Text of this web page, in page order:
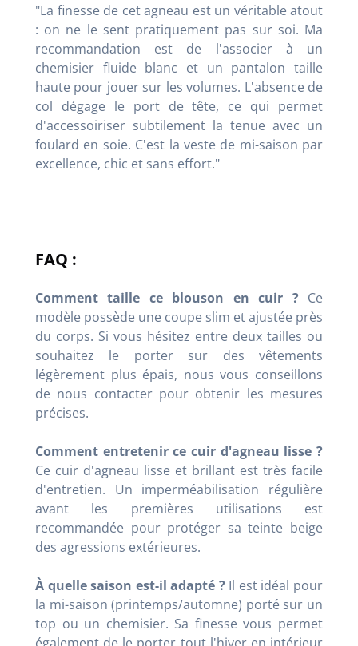
"La finesse de cet agneau est un véritable atout
: on ne le sent pratiquement pas sur soi. Ma
recommandation est de l'associer à un
chemisier fluide blanc et un pantalon taille
haute pour jouer sur les volumes. L'absence de
col dégage le port de tête, ce qui permet
d'accessoiriser subtilement la tenue avec un
foulard en soie. C'est la veste de mi-saison par
excellence, chic et sans effort."
FAQ :
Comment taille ce blouson en cuir ?Ce
modèle possède une coupe slim et ajustée près
du corps. Si vous hésitez entre deux tailles ou
souhaitez le porter sur des vêtements
légèrement plus épais, nous vous conseillons
de nous contacter pour obtenir les mesures
précises.
Comment entretenir ce cuir d'agneau lisse ?
Ce cuir d'agneau lisse et brillant est très facile
d'entretien. Un imperméabilisation régulière
avant les premières utilisations est
recommandée pour protéger sa teinte beige
des agressions extérieures.
À quelle saison est-il adapté ?Il est idéal pour
la mi-saison (printemps/automne) porté sur un
top ou un chemisier. Sa finesse vous permet